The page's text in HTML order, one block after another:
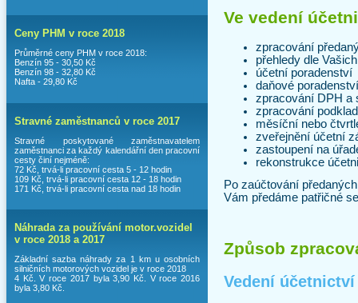
Ceny PHM v roce 2018
Průměrné ceny PHM v roce 2018:
Benzín 95 - 30,50 Kč
Benzín 98 - 32,80 Kč
Nafta - 29,80 Kč
Stravné zaměstnanců v roce 2017
Stravné poskytované zaměstnavatelem
zaměstnanci za každý kalendářní den pracovní
cesty činí nejméně:
72 Kč, trvá-li pracovní cesta 5 - 12 hodin
109 Kč, trvá-li pracovní cesta 12 - 18 hodin
171 Kč, trvá-li pracovní cesta nad 18 hodin
Náhrada za používání motor.vozidel
v roce 2018 a 2017
Základní sazba náhrady za 1 km u osobních
silničních motorových vozidel je v roce 2018
4 Kč. V roce 2017 byla 3,90 Kč. V roce 2016
byla 3,80 Kč.
Ve vedení
zpracování
přehledy dle
účetní poradenství
daňové poradenství
zpracování DPH a
zpracování
měsíční nebo
zveřejnění účetní
zastoupení na
rekonstrukce
Po zaúčtování
Vám předáme patřičné
Způsob
Vedení